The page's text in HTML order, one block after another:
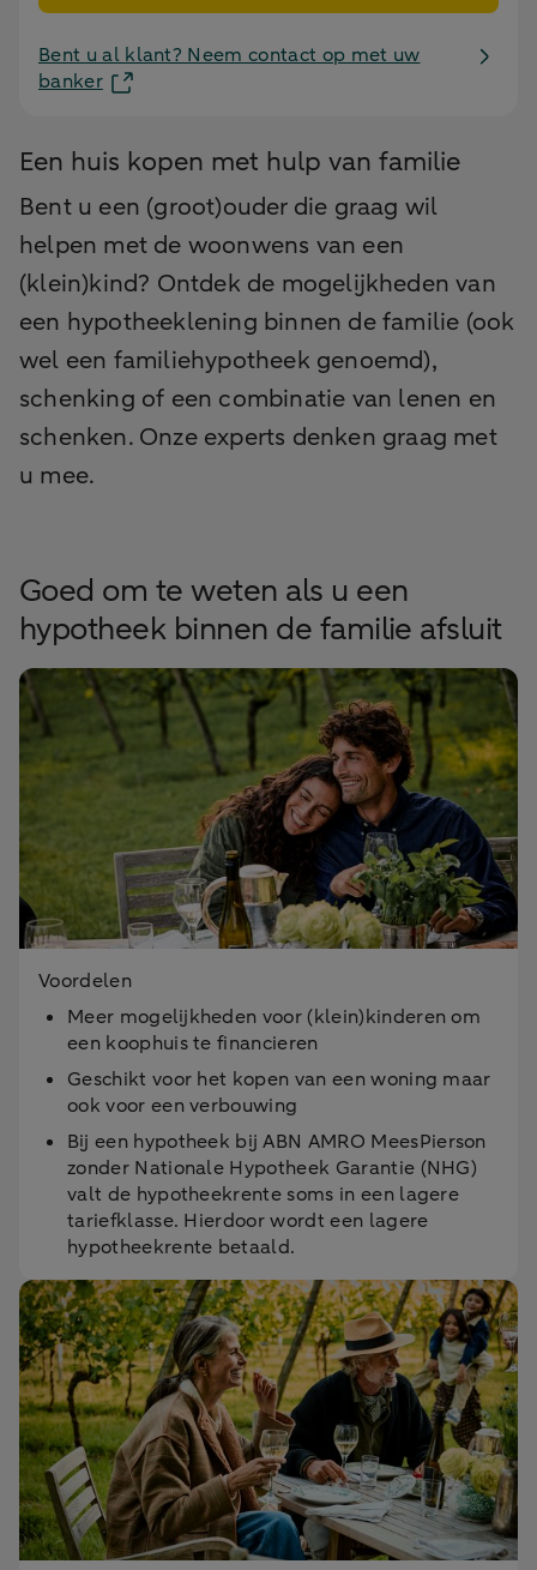
Bent u al klant? Neem contact op met uw
banker
Een huis kopen met hulp van familie
Bent u een (groot)ouder die graag wil
helpen met de woonwens van een
(klein)kind? Ontdek de mogelijkheden van
een hypotheeklening binnen de familie (ook
wel een familiehypotheek genoemd),
schenking of een combinatie van lenen en
schenken. Onze experts denken graag met
u mee.
Goed om te weten als u een
hypotheek binnen de familie afsluit
Voordelen
Meer mogelijkheden voor (klein)kinderen om
een koophuis te financieren
Geschikt voor het kopen van een woning maar
ook voor een verbouwing
Bij een hypotheek bij ABN AMRO MeesPierson
zonder Nationale Hypotheek Garantie (NHG)
valt de hypotheekrente soms in een lagere
tariefklasse. Hierdoor wordt een lagere
hypotheekrente betaald.